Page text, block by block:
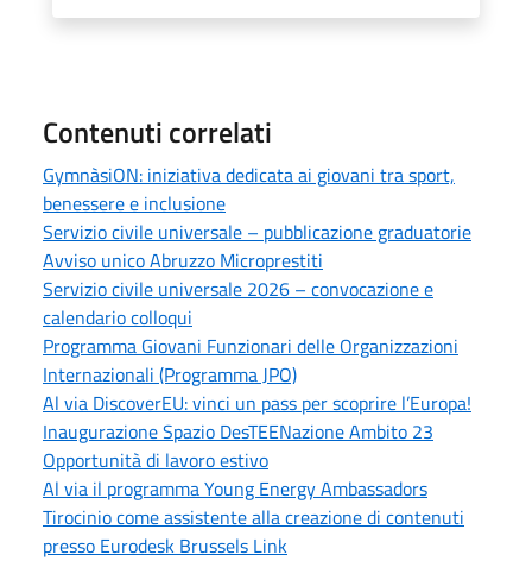
Contenuti correlati
GymnàsiON: iniziativa dedicata ai giovani tra sport,
benessere e inclusione
Servizio civile universale – pubblicazione graduatorie
Avviso unico Abruzzo Microprestiti
Servizio civile universale 2026 – convocazione e
calendario colloqui
Programma Giovani Funzionari delle Organizzazioni
Internazionali (Programma JPO)
Al via DiscoverEU: vinci un pass per scoprire l’Europa!
Inaugurazione Spazio DesTEENazione Ambito 23
Opportunità di lavoro estivo
Al via il programma Young Energy Ambassadors
Tirocinio come assistente alla creazione di contenuti
presso Eurodesk Brussels Link